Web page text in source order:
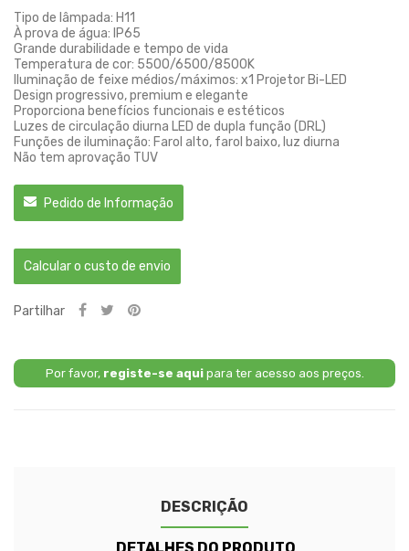
Tipo de lâmpada: H11
À prova de água: IP65
Grande durabilidade e tempo de vida
Temperatura de cor: 5500/6500/8500K
Iluminação de feixe médios/máximos: x1 Projetor Bi-LED
Design progressivo, premium e elegante
Proporciona benefícios funcionais e estéticos
Luzes de circulação diurna LED de dupla função (DRL)
Funções de iluminação: Farol alto, farol baixo, luz diurna
Não tem aprovação TUV
Pedido de Informação
Calcular o custo de envio
Partilhar
Por favor, registe-se aquipara ter acesso aos preços.
DESCRIÇÃO
DETALHES DO PRODUTO